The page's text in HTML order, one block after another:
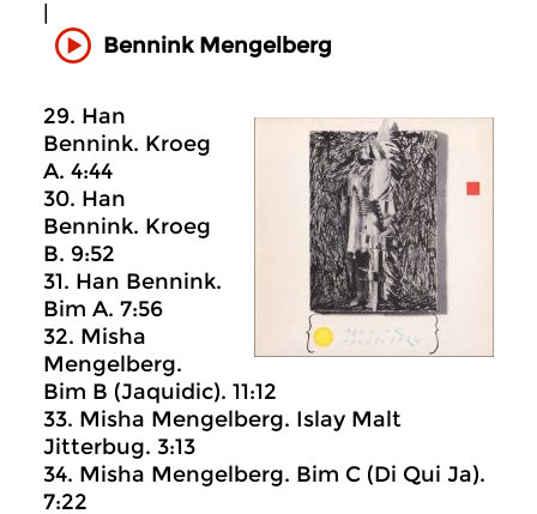
Bennink Mengelberg
29. Han
Bennink. Kroeg
A. 4:44
30. Han
Bennink. Kroeg
B. 9:52
31. Han Bennink.
Bim A. 7:56
32. Misha
Mengelberg.
Bim B (Jaquidic). 11:12
33. Misha Mengelberg. Islay Malt
Jitterbug. 3:13
34. Misha Mengelberg. Bim C (Di Qui Ja).
7:22